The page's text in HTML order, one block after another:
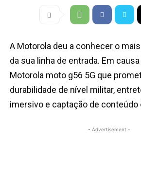
A Motorola deu a conhecer o
da sua linha de entrada. Em
Motorola moto g56 5G que
durabilidade de nível militar,
imersivo e captação de conteúdo
- Advertisement -